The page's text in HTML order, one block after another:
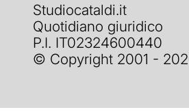
Studiocataldi.it
Quotidiano giuridico
P.I. IT02324600440
© Copyright 2001 -